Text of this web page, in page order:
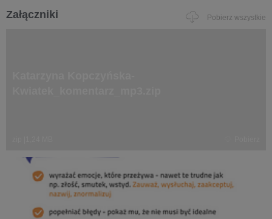
Załączniki Pobierz wszystkie